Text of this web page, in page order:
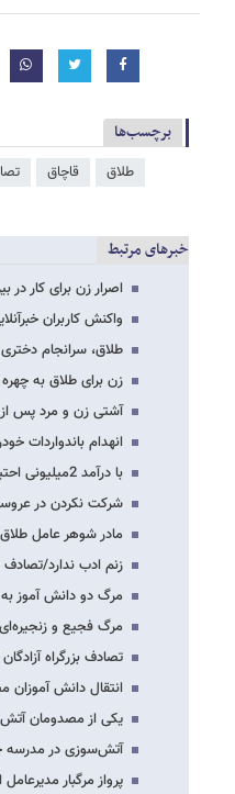
برچسب‌ها
طلاق قاچاق
خبرهای مرتبط
اصرار زن برای کار در
واکنش کاربران
طلاق، سرانجام
زن برای طلاق به چهره پدرش
آشتی زن و مرد پس از 20 بار درخواست طلاق
انهدام باندواردات
با درآمد 2میلیونی احتیاجی به شوهر ندارم/شرکت در عروسی کار را به طلاق کشاند/طلاق رومانتیک…
شرکت نکردن در
مادر شوهر عامل
زنم ادب ندارد/تصادف درخلخال با 22کشته و زخمی/پدر
مرگ دو دانش آموز
مرگ فجیع و
تصادف بزرگراه آزادگان 2کشته و 36 زخمی برجا گذاشت
انتقال دانش آموزان
یکی از مصدومان آتش
آتش‌سوزی در مدرسه
پرواز مرگبار مدیرعامل از طبقه16/قتل پسرمعتاد هنگام ضرب وشتم